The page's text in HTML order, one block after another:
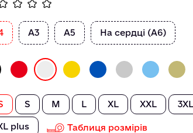
А3 А5 На сердці (А6)
S M L XL XXL 3XL
plus Таблиця розмірів